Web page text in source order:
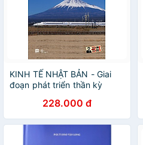
KINH TẾ NHẬT BẢN - Giai
đoạn phát triển thần kỳ
228.000 đ